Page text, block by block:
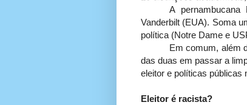
A pernambucana
Vanderbilt (EUA). Soma
política (Notre Dame e
Em comum, além
das duas em passar a
eleitor e políticas públicas
Eleitor é racista?